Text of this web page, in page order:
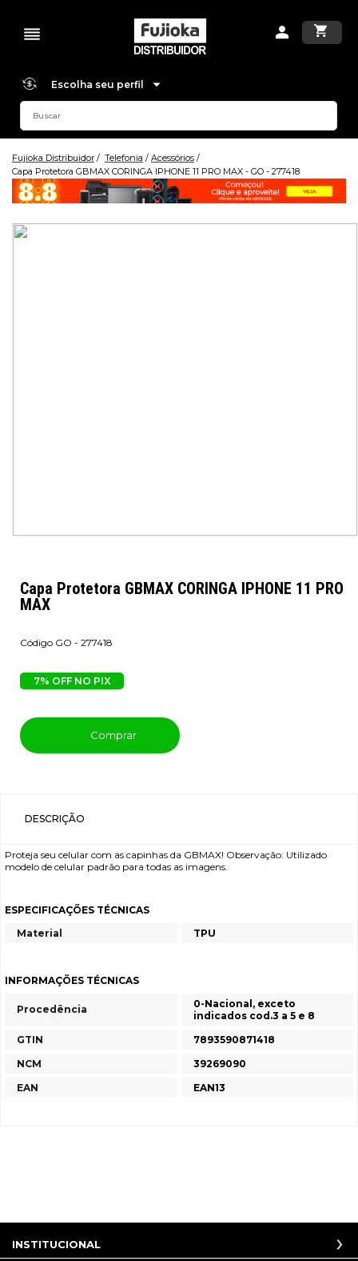
Escolha seu perfil
Fujioka Distribuidor Telefonia
Acessórios
Capa Protetora GBMAX CORINGA IPHONE 11 PRO MAX - GO - 277418
Capa Protetora GBMAX CORINGA IPHONE 11 PRO
MAX
GO - 277418
7% OFF NO PIX
Comprar
DESCRIÇÃO
Proteja seu celular com as capinhas da GBMAX! Observação: Utilizado
modelo de celular padrão para todas as imagens.
ESPECIFICAÇÕES TÉCNICAS
Material
TPU
INFORMAÇÕES TÉCNICAS
Procedência
0-Nacional, exceto
indicados cod.3 a 5 e 8
GTIN
7893590871418
NCM
39269090
EAN
EAN13
INSTITUCIONAL